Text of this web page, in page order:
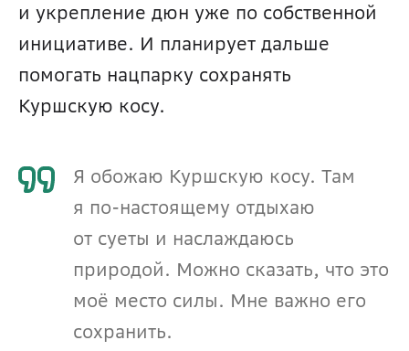
и укрепление дюн уже по собственной
инициативе. И планирует дальше
помогать нацпарку сохранять
Куршскую косу.
Я обожаю Куршскую косу. Там
я по-настоящему отдыхаю
от суеты и наслаждаюсь
природой. Можно сказать, что это
моё место силы. Мне важно его
сохранить.